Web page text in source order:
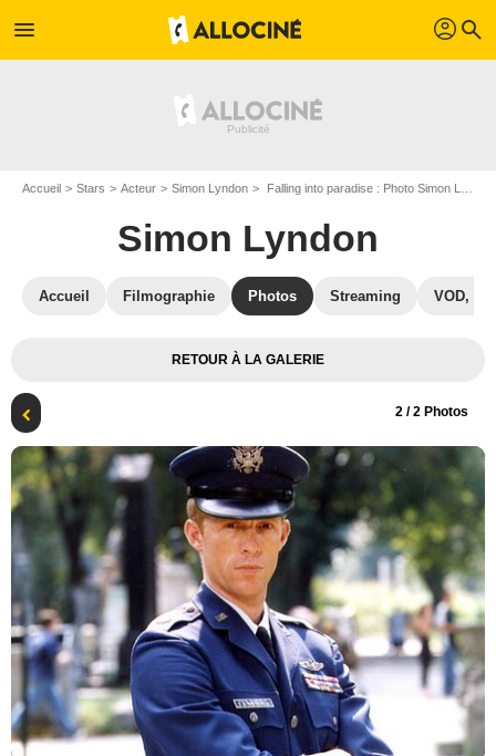
menu profil search
Accueil Stars Acteur Simon Lyndon Falling into paradise : Photo Simon Lyndon, Milos Radovic
Simon Lyndon
Accueil Filmographie Photos Streaming VOD,
RETOUR À LA GALERIE
2 / 2 Photos